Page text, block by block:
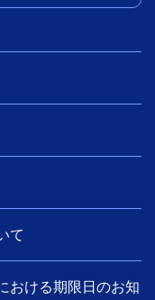
て
おける期限日のお知